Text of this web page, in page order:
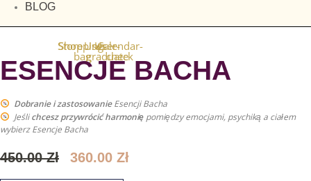
BLOG
Store
Shopping-
bag
UserUser-
graduate
Calendar-
check
ESENCJE BACHA
Dobranie i zastosowanieEsencji Bacha
Jeślichceszprzywrócić harmonię pomiędzy emocjami, psychiką a ciałem
wybierz Esencje Bacha
450.00Zł 360.00 Zł